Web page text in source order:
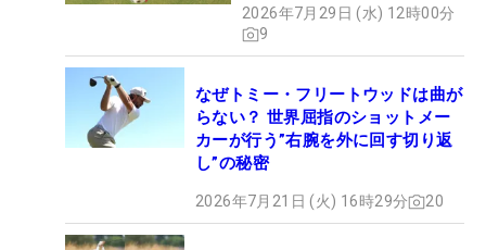
2026年7月29日 (水) 12時00分
9
なぜトミー・フリートウッドは曲が
らない？ 世界屈指のショットメー
カーが行う”右腕を外に回す切り返
し”の秘密
2026年7月21日 (火) 16時29分 20